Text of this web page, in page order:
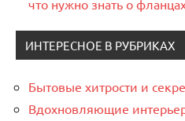
что нужно знать о
ИНТЕРЕСНОЕ В РУБРИКАХ
Бытовые хитрости и
Вдохновляющие